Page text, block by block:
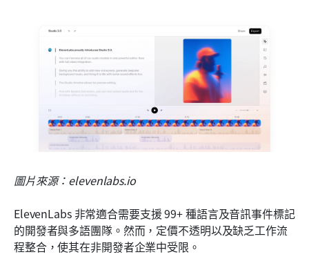
圖片來源：elevenlabs.io
ElevenLabs 非常適合需要支援 99+ 種語言及音訊事件標記
的開發者與多語團隊。然而，定價不透明以及缺乏工作流
程整合，使其在非開發者企業中受限。